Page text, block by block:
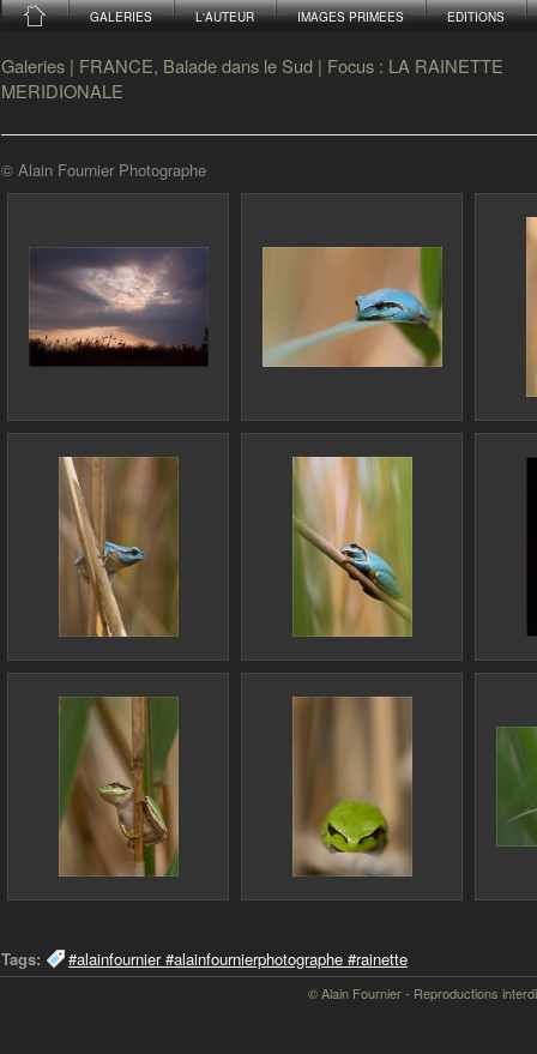
GALERIES L'AUTEUR IMAGES PRIMEES EDITIONS
Galeries | FRANCE, Balade dans le Sud | Focus : LA RAINETTE
MERIDIONALE
© Alain Fournier Photographe
Tags: #alainfournier #alainfournierphotographe #rainette
© Alain Fournier - Reproductions